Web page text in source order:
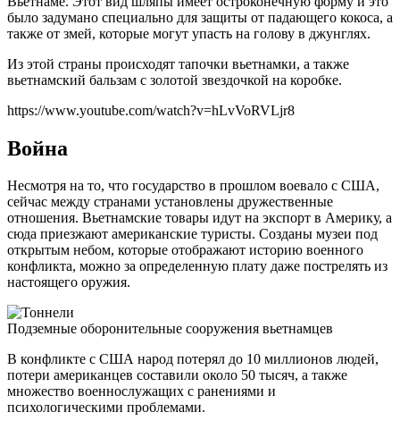
было задумано специально для защиты от падающего кокоса, а
также от змей, которые могут упасть на голову в джунглях.
Из этой страны происходят тапочки вьетнамки, а также
вьетнамский бальзам с золотой звездочкой на коробке.
https://www.youtube.com/watch?v=hLvVoRVLjr8
Война
Несмотря на то, что государство в прошлом воевало с США,
сейчас между странами установлены дружественные
отношения. Вьетнамские товары идут на экспорт в Америку, а
сюда приезжают американские туристы. Созданы музеи под
открытым небом, которые отображают историю военного
конфликта, можно за определенную плату даже пострелять из
настоящего оружия.
Подземные оборонительные сооружения вьетнамцев
В конфликте с США народ потерял до 10 миллионов людей,
потери американцев составили около 50 тысяч, а также
множество военнослужащих с ранениями и
психологическими проблемами.